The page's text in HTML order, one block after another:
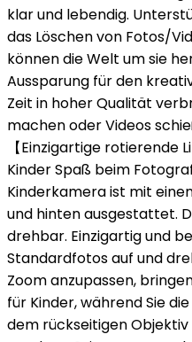
klar und lebendig.
das Löschen von Fotos/
können die Welt um sie
Aussparung für den
Zeit in hoher Qualität
machen oder Videos
【Einzigartige rotierende
Kinder Spaß beim
Kinderkamera ist mit
und hinten ausgestattet.
drehbar. Einzigartig und
Standardfotos auf und
Zoom anzupassen,
für Kinder, während Sie
dem rückseitigen Objektiv